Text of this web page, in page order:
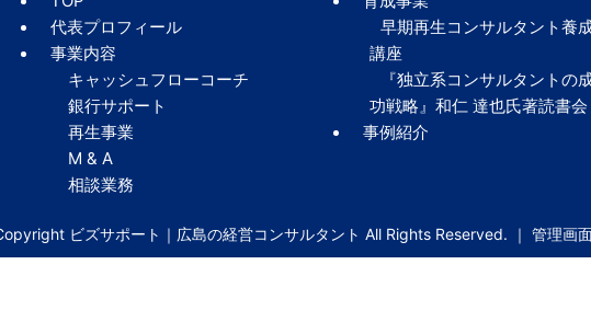
代表プロフィール
事業内容
キャッシュフローコーチ
銀行サポート
再生事業
M & A
相談業務
早期再生コンサルタント養
講座
『独立系コンサルタントの
功戦略』和仁 達也氏著読書会
事例紹介
ビズサポート｜広島の経営コンサルタント All Rights Reserved. ｜ 管理画